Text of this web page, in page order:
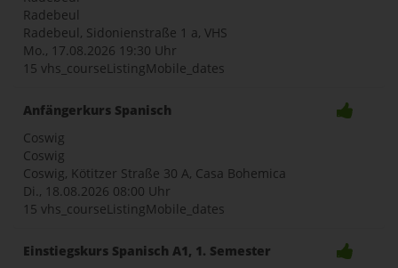
Radebeul
Radebeul, Sidonienstraße 1 a, VHS
Mo., 17.08.2026 19:30 Uhr
15 vhs_courseListingMobile_dates
Anfängerkurs Spanisch
Coswig
Coswig
Coswig, Kötitzer Straße 30 A, Casa Bohemica
Di., 18.08.2026 08:00 Uhr
15 vhs_courseListingMobile_dates
Einstiegskurs Spanisch A1, 1. Semester